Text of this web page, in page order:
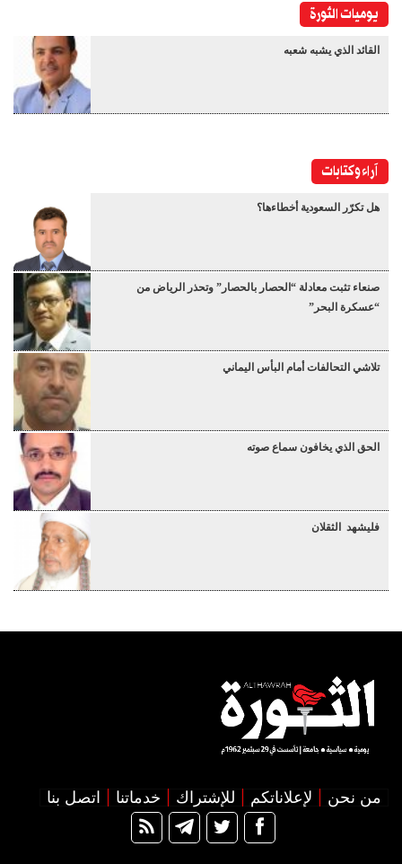
يوميات الثورة
القائد الذي يشبه شعبه
آراء وكتابات
هل تكرّر السعودية أخطاءها؟
صنعاء تثبت معادلة “الحصار بالحصار” وتحذر الرياض من
“عسكرة البحر”
تلاشي التحالفات أمام البأس اليماني
الحق الذي يخافون سماع صوته
فليشهد الثقلان
من نحن لإعلاناتكم للإشتراك خدماتنا اتصل بنا